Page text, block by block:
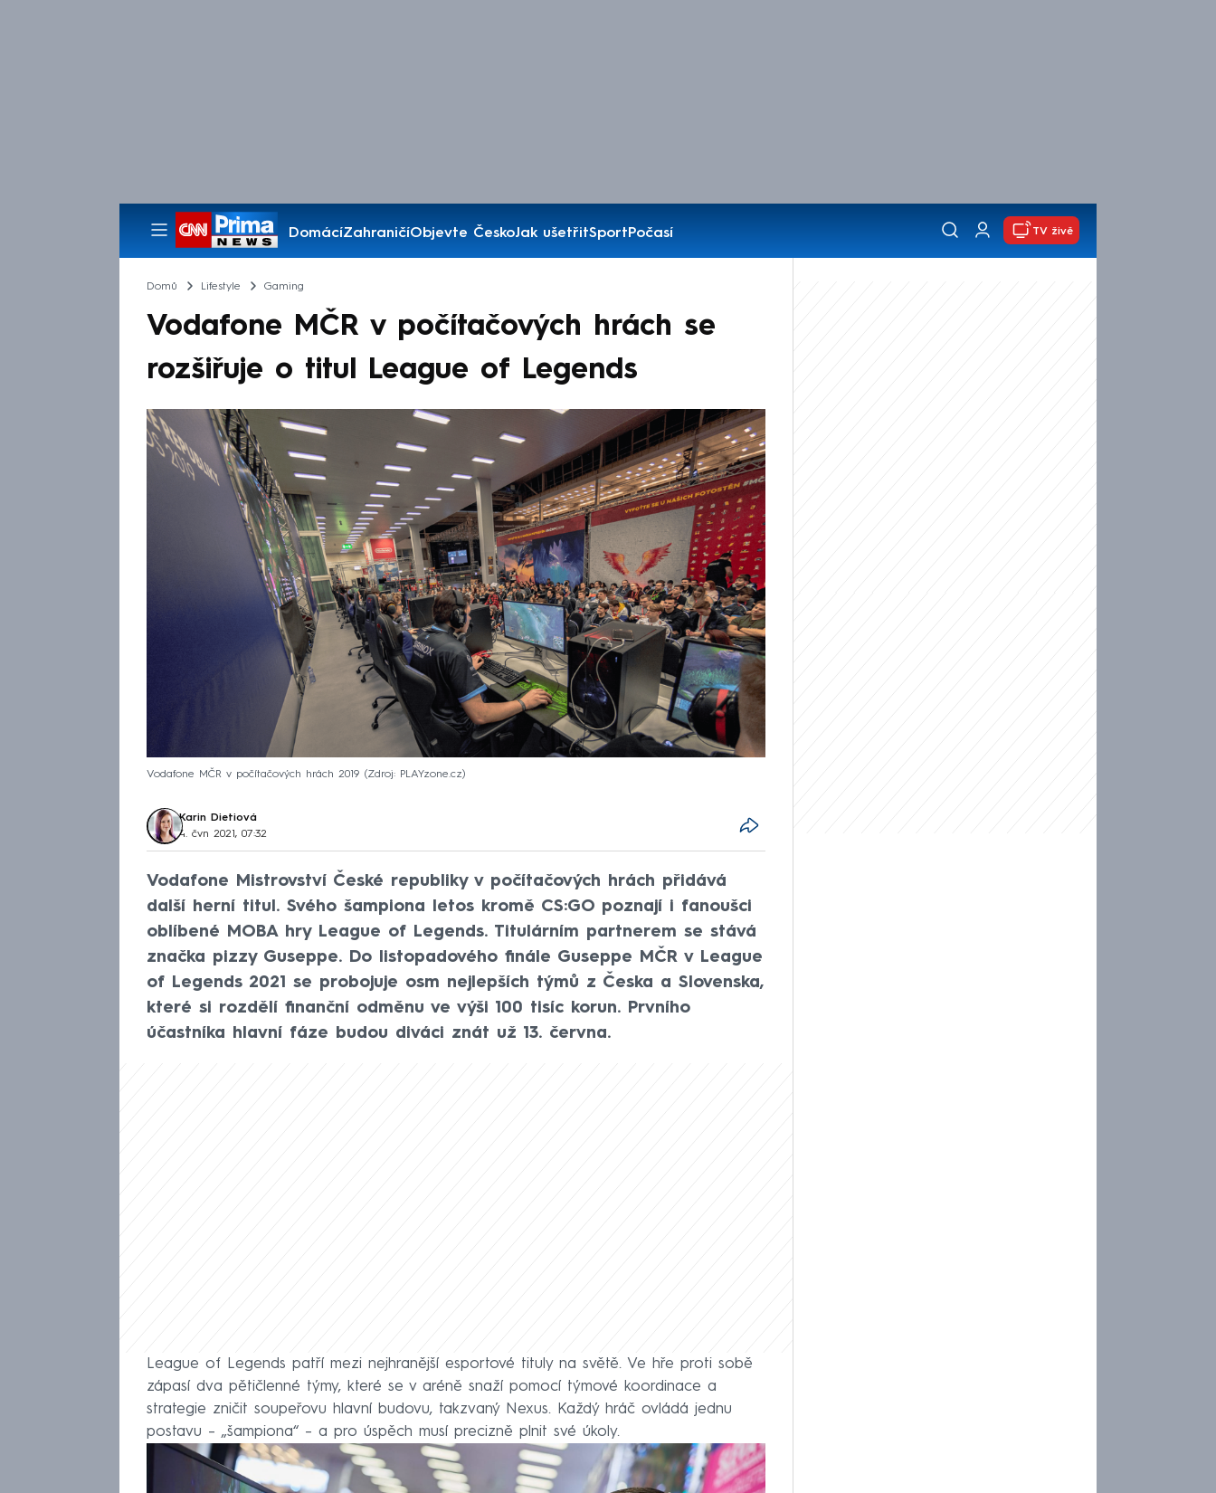
DomácíZahraničíObjevte ČeskoJak ušetřitSportPočasí
Pořady
TV živě
Domů Lifestyle Gaming
Vodafone MČR v počítačových hrách se
rozšiřuje o titul League of Legends
Vodafone MČR v počítačových hrách 2019 Zdroj: PLAYzone.cz
Karin Dietiová
4. čvn 2021, 07:32
Vodafone Mistrovství České republiky v počítačových hrách přidává
další herní titul. Svého šampiona letos kromě CS:GO poznají i fanoušci
oblíbené MOBA hry League of Legends. Titulárním partnerem se stává
značka pizzy Guseppe. Do listopadového finále Guseppe MČR v League
of Legends 2021 se probojuje osm nejlepších týmů z Česka a Slovenska,
které si rozdělí finanční odměnu ve výši 100 tisíc korun. Prvního
účastníka hlavní fáze budou diváci znát už 13. června.
League of Legends patří mezi nejhranější esportové tituly na světě. Ve hře proti sobě
zápasí dva pětičlenné týmy, které se v aréně snaží pomocí týmové koordinace a
strategie zničit soupeřovu hlavní budovu, takzvaný Nexus. Každý hráč ovládá jednu
postavu – „šampiona“ – a pro úspěch musí precizně plnit své úkoly.